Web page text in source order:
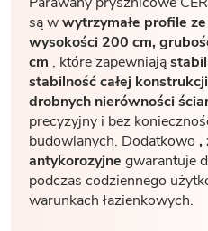
są wwytrzymałe profile
wysokości 200 cm,
cm , które zapewniają
stabilność całej konstrukcji
drobnych nierówności
precyzyjny i bez
budowlanych. Dodatkowo ,
antykorozyjne gwarantuje
podczas codziennego
warunkach łazienkowych.